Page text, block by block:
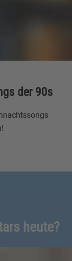
der 90s
heute?